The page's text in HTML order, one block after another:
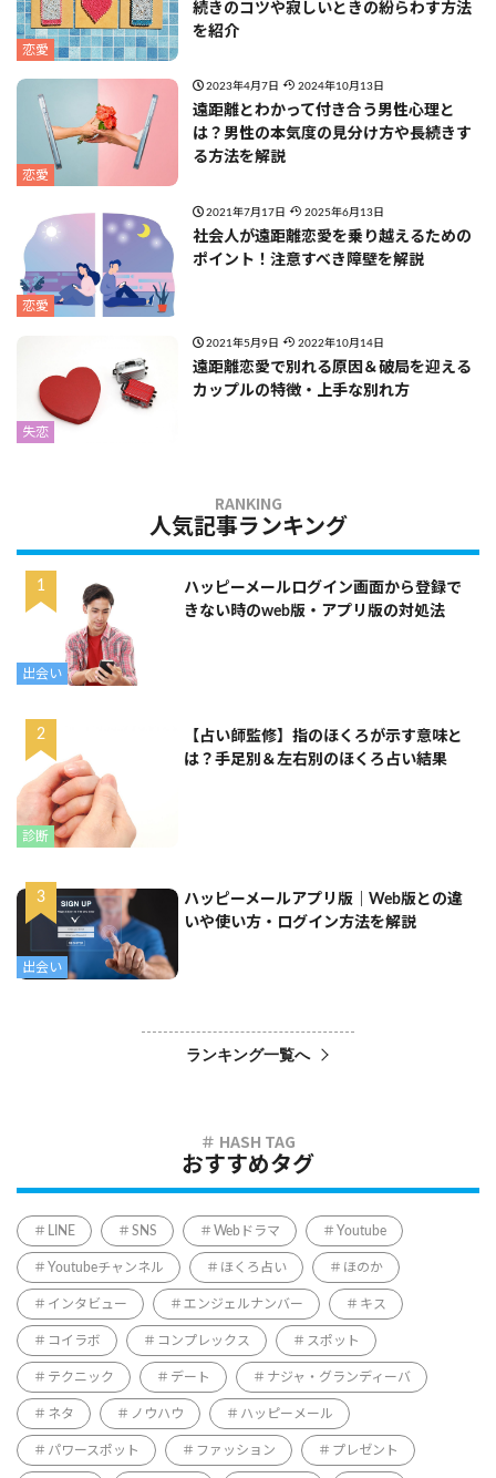
恋愛
続きのコツや寂しいときの紛らわす方法
を紹介
恋愛
2023年4月7日 2024年10月13日
遠距離とわかって付き合う男性心理と
は？男性の本気度の見分け方や長続きす
る方法を解説
恋愛
2021年7月17日 2025年6月13日
社会人が遠距離恋愛を乗り越えるための
ポイント！注意すべき障壁を解説
失恋
2021年5月9日 2022年10月14日
遠距離恋愛で別れる原因＆破局を迎える
カップルの特徴・上手な別れ方
人気記事ランキング
出会い
ハッピーメールログイン画面から登録で
きない時のweb版・アプリ版の対処法
診断
【占い師監修】指のほくろが示す意味と
は？手足別＆左右別のほくろ占い結果
出会い
ハッピーメールアプリ版｜Web版との違
いや使い方・ログイン方法を解説
ランキング一覧へ
おすすめタグ
LINE SNS Webドラマ Youtube
Youtubeチャンネル ほくろ占い ほのか
インタビュー エンジェルナンバー キス
コイラボ コンプレックス スポット
テクニック デート ナジャ・グランディーバ
ネタ ノウハウ ハッピーメール
パワースポット ファッション プレゼント